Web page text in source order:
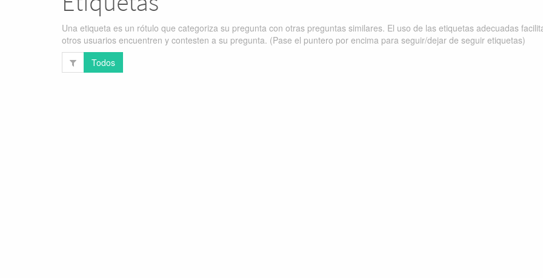
Una etiqueta es un rótulo que categoriza su pregunta con otras preguntas similares. El uso de las etiquetas adecuadas
otros usuarios encuentren y contesten a su pregunta. (Pase el puntero por encima para seguir/dejar de seguir etiquetas)
Todos